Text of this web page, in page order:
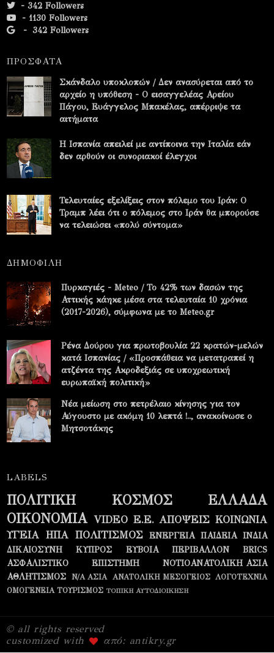
- 342 Followers
- 1130 Followers
- 342 Followers
ΠΡΟΣΦΑΤΑ
Σκάνδαλο υποκλοπών / Δεν ανασύρεται από το
αρχείο η υπόθεση - Ο εισαγγελέας Αρείου
Πάγου, Ευάγγελος Μπακέλας, απέρριψε τα
αιτήματα
Η Ισπανία απειλεί με αντίποινα την Ιταλία εάν
δεν αρθούν οι συνοριακοί έλεγχοι
Τελευταίες εξελίξεις στον πόλεμο του Ιράν: Ο
Τραμπ λέει ότι ο πόλεμος στο Ιράν θα μπορούσε
να τελειώσει «πολύ σύντομα»
ΔΗΜΟΦΙΛΗ
Πυρκαγιές - Meteo / Το 42% των δασών της
Αττικής κάηκε μέσα στα τελευταία 10 χρόνια
(2017-2026), σύμφωνα με το Meteo.gr
Ρένα Δούρου για πρωτοβουλία 22 κρατών-μελών
κατά Ισπανίας / «Προσπάθεια να μετατραπεί η
ατζέντα της Ακροδεξιάς σε υποχρεωτική
ευρωπαϊκή πολιτική»
Νέα μείωση στο πετρέλαιο κίνησης για τον
Αύγουστο με ακόμη 10 λεπτά !.., ανακοίνωσε ο
Μητσοτάκης
LABELS
ΠΟΛΙΤΙΚΗ ΚΟΣΜΟΣ
ΕΛΛΑΔΑ
ΟΙΚΟΝΟΜΙΑ VIDEO Ε.Ε. ΑΠΟΨΕΙΣ ΚΟΙΝΩΝΙΑ
ΥΓΕΙΑ ΗΠΑ ΠΟΛΙΤΙΣΜΟΣ ΕΝΕΡΓΕΙΑ ΠΑΙΔΕΙΑ ΙΝΔΙΑ
ΔΙΚΑΙΟΣΥΝΗ
ΚΥΠΡΟΣ ΕΥΒΟΙΑ ΠΕΡΙΒΑΛΛΟΝ
BRICS
ΑΣΦΑΛΙΣΤΙΚΟ
ΕΠΙΣΤΗΜΗ
ΝΟΤΙΟΑΝΑΤΟΛΙΚΗ ΑΣΙΑ
ΑΘΛΗΤΙΣΜΟΣ
Ν/Α ΑΣΙΑ ΑΝΑΤΟΛΙΚΗ ΜΕΣΟΓΕΙΟΣ ΛΟΓΟΤΕΧΝΙΑ
ΟΜΟΓΕΝΕΙΑ ΤΟΥΡΙΣΜΟΣ ΤΟΠΙΚΗ ΑΥΤΟΔΙΟΙΚΗΣΗ
© all rights reserved
customized with
από: antikry.gr